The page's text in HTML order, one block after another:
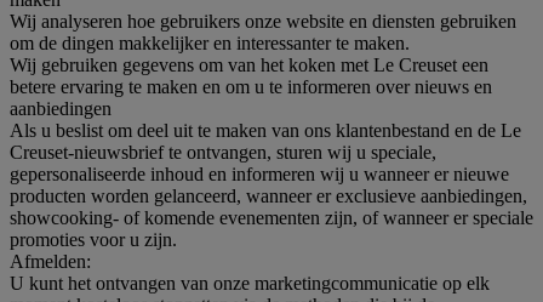
Wij analyseren hoe gebruikers onze website en diensten gebruiken
om de dingen makkelijker en interessanter te maken.
Wij gebruiken gegevens om van het koken met Le Creuset een
betere ervaring te maken en om u te informeren over nieuws en
aanbiedingen
Als u beslist om deel uit te maken van ons klantenbestand en de Le
Creuset-nieuwsbrief te ontvangen, sturen wij u speciale,
gepersonaliseerde inhoud en informeren wij u wanneer er nieuwe
producten worden gelanceerd, wanneer er exclusieve aanbiedingen,
showcooking- of komende evenementen zijn, of wanneer er speciale
promoties voor u zijn.
Afmelden:
U kunt het ontvangen van onze marketingcommunicatie op elk